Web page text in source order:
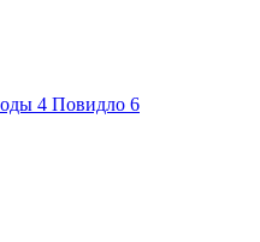
4 Повидло 6